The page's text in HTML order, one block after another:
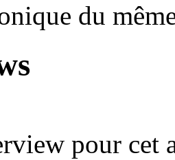
du
pour cet